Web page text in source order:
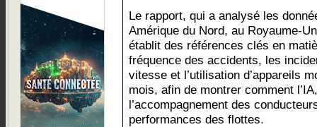
Le rapport, qui a analysé les
Amérique du Nord, au Royaume-
établit des références clés en
fréquence des accidents, les
vitesse et l’utilisation d’appareils
mois, afin de montrer comment
l’accompagnement des
performances des flottes.